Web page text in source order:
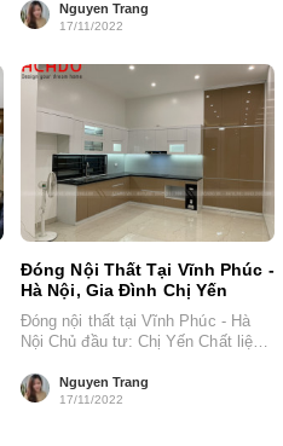
Nguyen Trang
17/11/2022
Đóng Nội Thất Tại Vĩnh Phúc -
Hà Nội, Gia Đình Chị Yến
Đóng nội thất tại Vĩnh Phúc - Hà
Nội Chủ đầu tư: Chị Yến Chất liệu:
Nguyen Trang
17/11/2022